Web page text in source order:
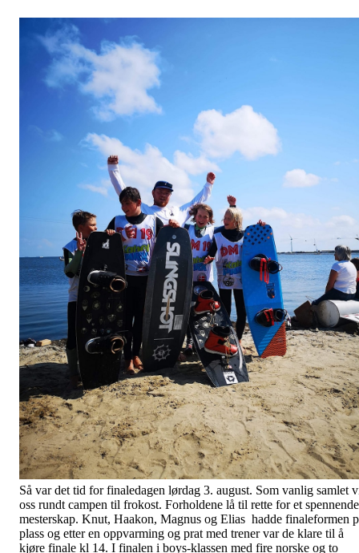
Så var det tid for finaledagen lørdag 3. august. Som vanlig samlet
oss rundt campen til frokost. Forholdene lå til rette for et spennende
mesterskap. Knut, Haakon, Magnus og Elias hadde finaleformen
plass og etter en oppvarming og prat med trener var de klare til å
kjøre finale kl 14. I finalen i boys-klassen med fire norske og to